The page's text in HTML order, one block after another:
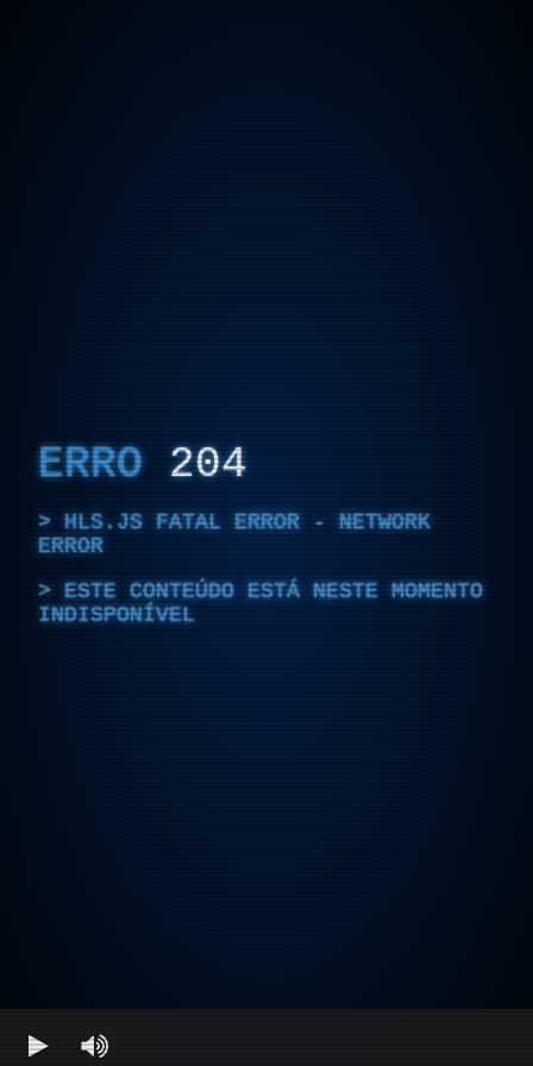
ERRO 204
HLS.JS FATAL ERROR - NETWORK
ERROR
ESTE CONTEÚDO ESTÁ NESTE MOMENTO
INDISPONÍVEL